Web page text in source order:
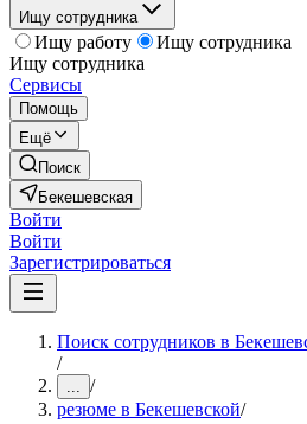
Ищу сотрудника
Ищу работу
Ищу сотрудника
Ищу сотрудника
Сервисы
Помощь
Ещё
Поиск
Бекешевская
Войти
Войти
Зарегистрироваться
Поиск сотрудников в
/
... /
резюме в Бекешевской/